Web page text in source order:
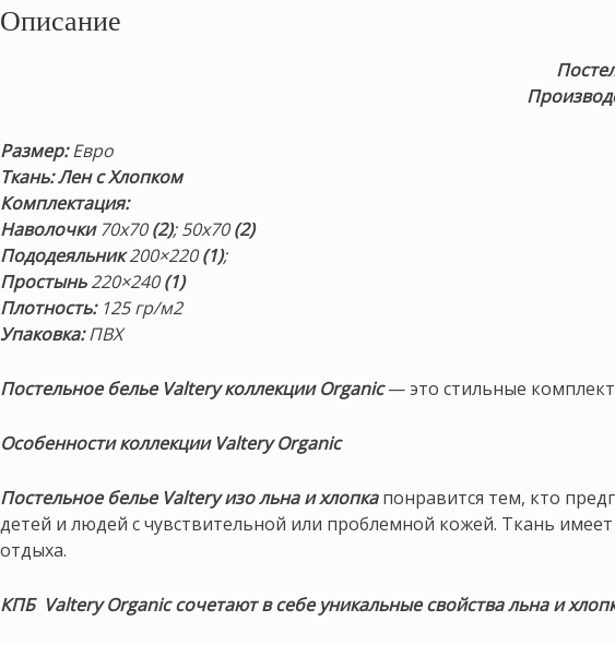
Описание
Размер:Евро
Ткань: Лен с Хлопком
Комплектация:
Наволочки70х70(2); 50х70(2)
Пододеяльник200×220(1);
Простынь220×240(1)
Плотность:125 гр/м2
Упаковка:ПВХ
Постельное белье Valtery коллекции Organic — это стильные
Особенности коллекции Valtery Organic
Постельное белье Valtery изо льна и хлопкапонравится тем, кто
детей и людей с чувствительной или проблемной кожей. Ткань
отдыха.
КПБ Valtery Organic сочетают в себе уникальные свойства льна и